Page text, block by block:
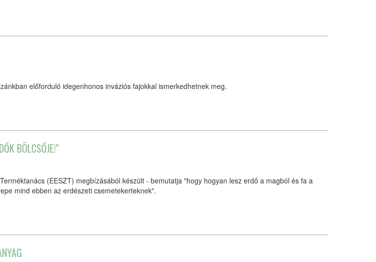
előforduló idegenhonos inváziós fajokkal ismerkedhetnek meg.
BÖLCSŐJE!"
(EESZT) megbízásából készült - bemutatja "hogy hogyan lesz erdő a magból és fa a
mind ebben az erdészeti csemetekerteknek".